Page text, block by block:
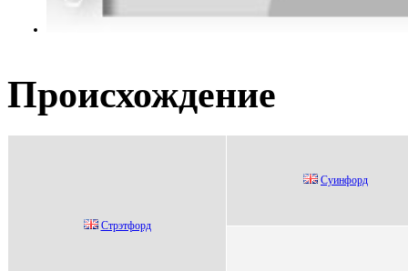
Происхождение
Стpэтфopд
Суинфoрд